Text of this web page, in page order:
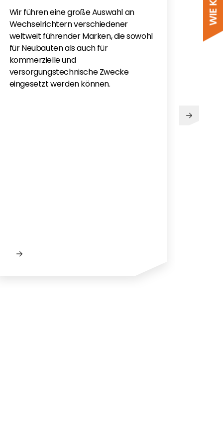
Wir führen eine große Auswahl an
Wechselrichtern verschiedener
weltweit führender Marken, die sowohl
für Neubauten als auch für
kommerzielle und
versorgungstechnische Zwecke
eingesetzt werden können.
Sie